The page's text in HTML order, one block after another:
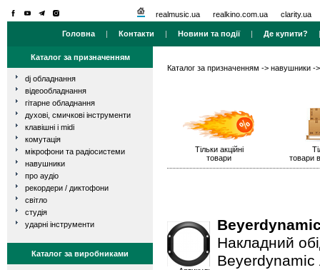
realmusic.ua realkino.com.ua clarity.ua
Головна | Контакти | Новини та події| Де купити?
Каталог за призначенням
dj обладнання
відеообладнання
гітарне обладнання
духові, смичкові інструменти
клавішні і midi
комутація
мікрофони та радіосистеми
навушники
про аудіо
рекордери / диктофони
світло
студія
ударні інструменти
Каталог за виробниками
Каталог за призначенням -> навушники ->
Тільки акційні
товари
товари
Накладний
Beyerdynamic